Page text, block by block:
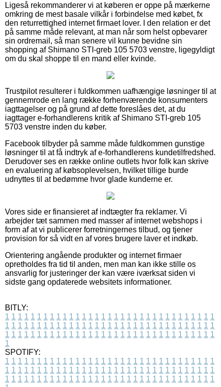
Ligeså rekommanderer vi at køberen er oppe på mærkerne
omkring de mest basale vilkår i forbindelse med købet, fx
den returrettighed internet firmaet lover. I den relation er det
på samme måde relevant, at man når som helst opbevarer
sin ordremail, så man senere vil kunne bevidne sin
shopping af Shimano STI-greb 105 5703 venstre, ligegyldigt
om du skal shoppe til en mand eller kvinde.
Trustpilot resulterer i fuldkommen uafhængige løsninger til at
gennemrode en lang række forhenværende konsumenters
iagttagelser og på grund af dette foreslåes det, at du
iagttager e-forhandlerens kritik af Shimano STI-greb 105
5703 venstre inden du køber.
Facebook tilbyder på samme måde fuldkommen gunstige
løsninger til at få indtryk af e-forhandlerens kundetilfredshed.
Derudover ses en række online outlets hvor folk kan skrive
en evaluering af købsoplevelsen, hvilket tillige burde
udnyttes til at bedømme hvor glade kunderne er.
Vores side er finansieret af indtægter fra reklamer. Vi
arbejder tæt sammen med masser af internet webshops i
form af at vi publicerer forretningernes tilbud, og tjener
provision for så vidt en af vores brugere laver et indkøb.
Orientering angående produkter og internet firmaer
opretholdes fra tid til anden, men man kan ikke stille os
ansvarlig for justeringer der kan være iværksat siden vi
sidste gang opdaterede websitets informationer.
BITLY:
1 1 1 1 1 1 1 1 1 1 1 1 1 1 1 1 1 1 1 1 1 1 1 1 1 1 1 1 1 1 1 1 1
1 1 1 1 1 1 1 1 1 1 1 1 1 1 1 1 1 1 1 1 1 1 1 1 1 1 1 1 1 1 1 1 1
1 1 1 1 1 1 1 1 1 1 1 1 1 1 1 1 1 1 1 1 1 1 1 1 1 1 1 1 1 1 1 1 1
1
SPOTIFY:
1 1 1 1 1 1 1 1 1 1 1 1 1 1 1 1 1 1 1 1 1 1 1 1 1 1 1 1 1 1 1 1 1
1 1 1 1 1 1 1 1 1 1 1 1 1 1 1 1 1 1 1 1 1 1 1 1 1 1 1 1 1 1 1 1 1
1 1 1 1 1 1 1 1 1 1 1 1 1 1 1 1 1 1 1 1 1 1 1 1 1 1 1 1 1 1 1 1 1